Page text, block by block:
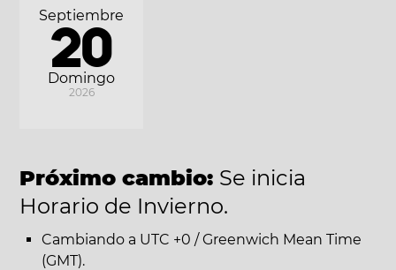
Domingo
Septiembre
20
2026
Próximo cambio: Se inicia
Horario de Invierno.
Cambiando a UTC +0 / Greenwich Mean Time
(GMT).